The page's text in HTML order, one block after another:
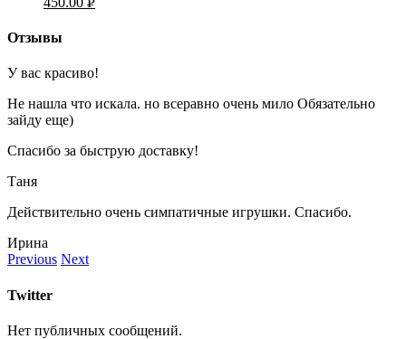
Отзывы
У вас красиво!
Не нашла что искала. но всеравно очень мило Обязательно
зайду еще)
Спасибо за быструю доставку!
Таня
Действительно очень симпатичные игрушки. Спасибо.
Ирина
Previous Next
Twitter
Нет публичных сообщений.